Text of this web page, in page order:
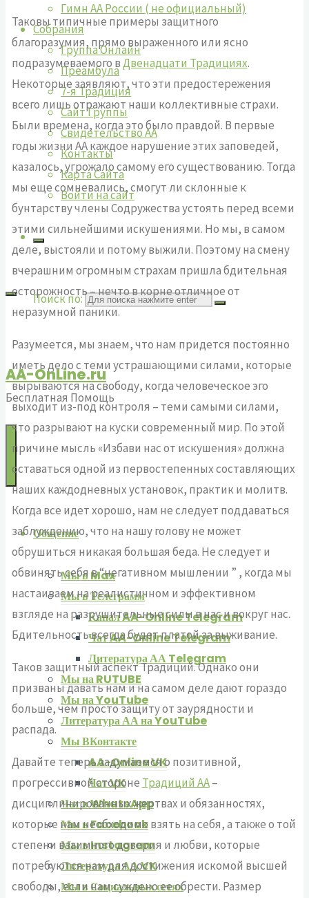
Гимн АА России ( не официальный)
Собрания
Группа Онлайн
Преамбула
7-я Традиция
Сайт Группы
Свидетельство АА
Контакты
Карта Сайта
Войти на сайт
Поиск по:
AA-OnLine.ru
Бесплатная Помощь
Общение
Мы в Max
Мы в Телеграмм
Канал AA-Online Telegram
Чат AA-Online Telegram
Литература АА Telegram
Мы на RUTUBE
Мы на YouTube
Литература АА на YouTube
Мы ВКонтакте
AA-Online VK
Чат VK
Чат в WhatsApp
Мы в Facebook
Мы в Instagram
Литература АА VK
Мы в Социальных сетях
Таковы типичные примеры защитного
благоразумия, прямо выраженного или ясно
подразумеваемого вДвенадцати Традициях.
Некоторые заявляют, что эти предостережения
всего лишь отражают наши коллективные страхи.
Были времена, когда это было правдой. В первые
годы жизни АА каждое нарушение этих заповедей,
казалось, угрожало самому его существованию. Тогда
мы еще сомневались, смогут ли склонные к
бунтарству члены Содружества устоять перед всеми
этими сильнейшими искушениями. Но мы, в самом
деле, выстояли и потому выжили. Поэтому на смену
вчерашним огромным страхам пришла бдительная
осторожность – нечто в корне отличное от
неразумной паники.
Разумеется, мы знаем, что нам придется постоянно
иметь дело с теми устрашающими силами, которые
вырываются на свободу, когда человеческое эго
выходит из-под контроля – теми самыми силами,
что разрывают на куски современный мир. По этой
причине мысль «Избави нас от искушения» должна
оставаться одной из первостепенных составляющих
наших каждодневных установок, практик и молитв.
Когда все идет хорошо, нам не следует поддаваться
заблуждению, что на нашу голову не может
обрушиться никакая большая беда. Не следует и
обвинять себя в “негативном мышлении ” , когда мы
настаиваем на реалистичном и эффективном
взгляде на разрушительные силы в нас и вокруг нас.
Бдительность всегда будет платой за выживание.
Таков защитный аспект Традиций. Однако они
призваны давать нам и на самом деле дают гораздо
больше, чем просто защиту от заурядности и
распада.
Давайте теперь задумаемся о позитивной,
прогрессивной стороне Традиций АА–
дисциплинированных жертвах и обязанностях,
которые нам необходимо взять на себя, а также о той
степени взаимного доверия и любви, которые
потребуются нам для достижения искомой высшей
свободы, если нам суждено ее обрести. Размер